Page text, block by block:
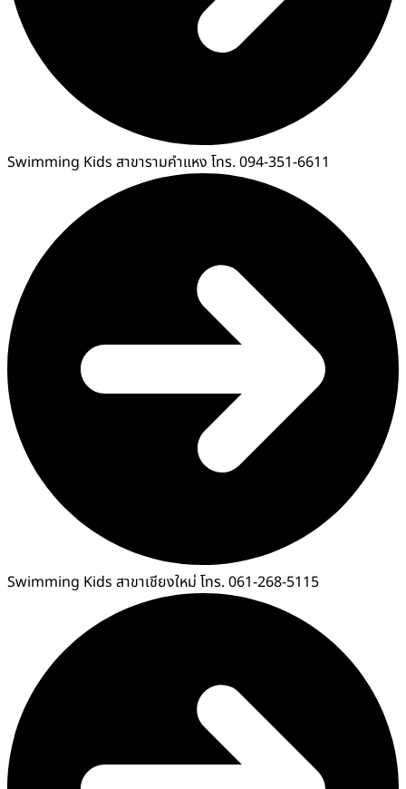
Swimming Kids สาขารามคำแหง โทร. 094-351-6611
Swimming Kids สาขาเชียงใหม่ โทร. 061-268-5115